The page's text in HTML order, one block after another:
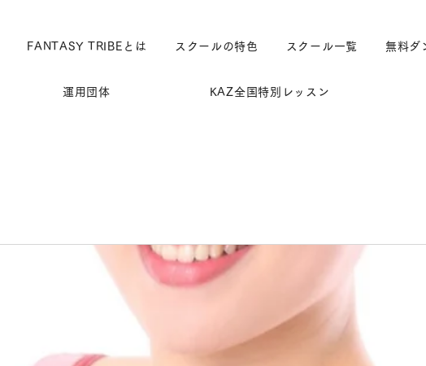
FANTASY TRIBEとは スクールの特色 スクール一覧 無料ダ
運用団体 KAZ全国特別レッスン